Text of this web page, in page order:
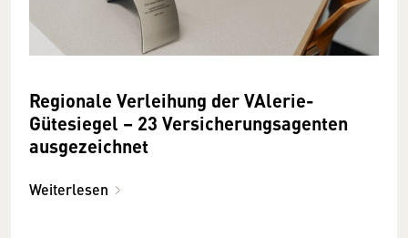
Regionale Verleihung der VAlerie-
Gütesiegel – 23 Versicherungsagenten
ausgezeichnet
Weiterlesen